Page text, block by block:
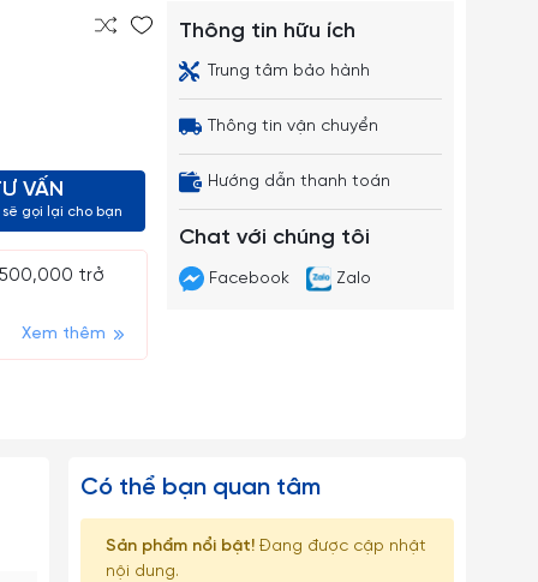
VẤN
gọi lại cho bạn
trở
Xem thêm
Thông tin hữu ích
Trung tâm bảo hành
Thông tin vận chuyển
Hướng dẫn thanh toán
Chat với chúng tôi
Facebook Zalo
Có thể bạn quan tâm
Sản phẩm nổi bật!Đang được cập nhật
nội dung.